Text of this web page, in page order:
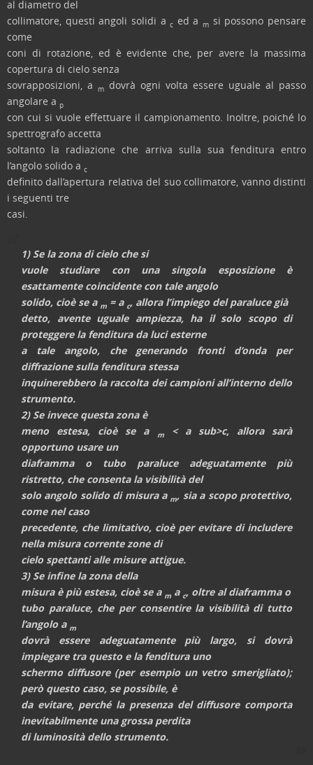
al diametro del
collimatore, questi angoli solidi a c ed a m si possono pensare
come
coni di rotazione, ed è evidente che, per avere la massima
copertura di cielo senza
sovrapposizioni, a
m dovrà ogni volta essere uguale al passo
angolare a p
con cui si vuole effettuare il campionamento. Inoltre, poiché lo
spettrografo accetta
soltanto la radiazione che arriva sulla sua fenditura entro
l’angolo solido a c
definito dall’apertura relativa del suo collimatore, vanno distinti
i seguenti tre
casi.
1) Se la zona di cielo che si
vuole studiare con una singola esposizione è
esattamente coincidente con tale angolo
solido, cioè se a m = a c, allora l’impiego del paraluce già
detto, avente uguale ampiezza, ha il solo scopo di
proteggere la fenditura da luci esterne
a tale angolo, che generando fronti d’onda per
diffrazione sulla fenditura stessa
inquinerebbero la raccolta dei campioni all’interno dello
strumento.
2) Se invece questa zona è
meno estesa, cioè se a
m< a sub>c, allora sarà
opportuno usare un
diaframma o tubo paraluce adeguatamente più
ristretto, che consenta la visibilità del
solo angolo solido di misura a m, sia a scopo protettivo,
come nel caso
precedente, che limitativo, cioè per evitare di includere
nella misura corrente zone di
cielo spettanti alle misure attigue.
3) Se infine la zona della
misura è più estesa, cioè se a m a c, oltre al diaframma o
tubo paraluce, che per consentire la visibilità di tutto
l’angolo a m
dovrà essere adeguatamente più largo, si dovrà
impiegare tra questo e la fenditura uno
schermo diffusore (per esempio un vetro smerigliato);
però questo caso, se possibile, è
da evitare, perché la presenza del diffusore comporta
inevitabilmente una grossa perdita
di luminosità dello strumento.